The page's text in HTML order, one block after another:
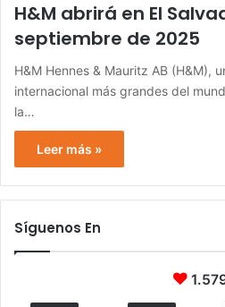
H&M abrirá en El
septiembre de 2025
H&M Hennes & Mauritz AB (H&M),
internacional más grandes del
la…
Leer más »
Síguenos En